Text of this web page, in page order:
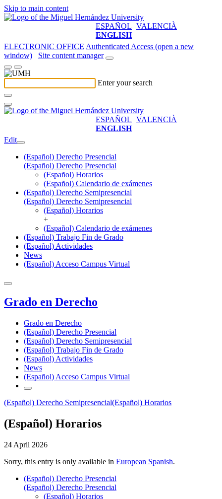
Skip to main content
ESPAÑOL VALENCIÀ
ENGLISH
ELECTRONIC OFFICE Authenticated Access (open a new
window)
Site content manager
Enter your search
ESPAÑOL VALENCIÀ
ENGLISH
Edit
(Español) Derecho Presencial
(Español) Derecho Presencial
(Español) Horarios
(Español) Calendario de exámenes
(Español) Derecho Semipresencial
(Español) Derecho Semipresencial
(Español) Horarios
+
(Español) Calendario de exámenes
(Español) Trabajo Fin de Grado
(Español) Actividades
News
(Español) Acceso Campus Virtual
Grado en Derecho
Grado en Derecho
(Español) Derecho Presencial
(Español) Derecho Semipresencial
(Español) Trabajo Fin de Grado
(Español) Actividades
News
(Español) Acceso Campus Virtual
(Español) Derecho Semipresencial(Español) Horarios
(Español) Horarios
24 April 2026
Sorry, this entry is only available in European Spanish.
(Español) Derecho Presencial
(Español) Derecho Presencial
(Español) Horarios